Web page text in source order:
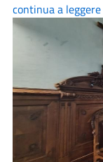
continua a leggere